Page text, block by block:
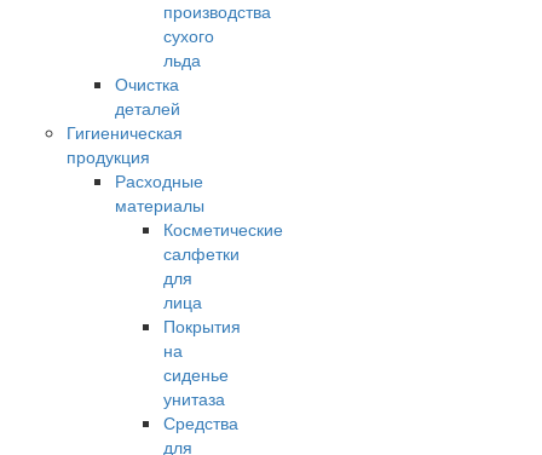
производства
сухого
льда
Очистка
деталей
Гигиеническая
продукция
Расходные
материалы
Косметические
салфетки
для
лица
Покрытия
на
сиденье
унитаза
Средства
для